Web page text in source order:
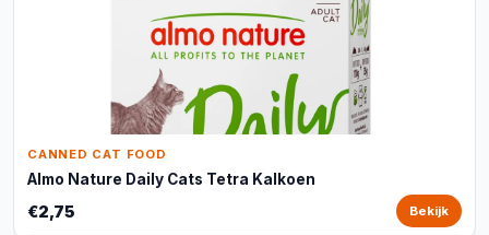
CANNED CAT FOOD
Almo Nature Daily Cats Tetra Kalkoen
€2,75 Bekijk